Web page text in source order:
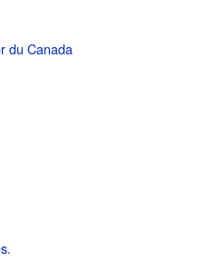
du Canada